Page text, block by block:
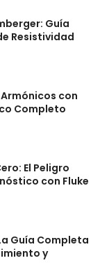
Guía
Resistividad
con
Completo
El Peligro
con Fluke
Guía Completa
y